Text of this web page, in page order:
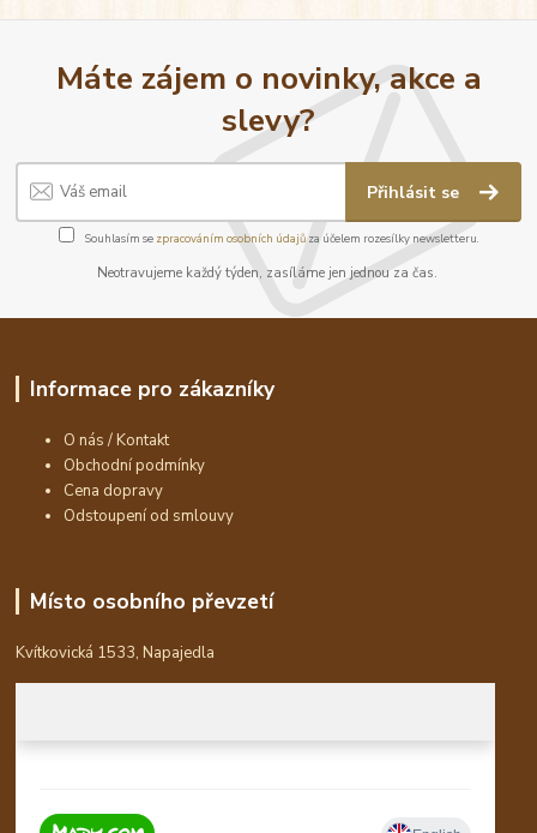
Máte zájem o novinky, akce a
slevy?
Přihlásit se
Souhlasím se zpracováním osobních údajůza účelem rozesílky newsletteru.
Neotravujeme každý týden, zasíláme jen jednou za čas.
Informace pro zákazníky
O nás / Kontakt
Obchodní podmínky
Cena dopravy
Odstoupení od smlouvy
Místo osobního převzetí
Kvítkovická 1533, Napajedla